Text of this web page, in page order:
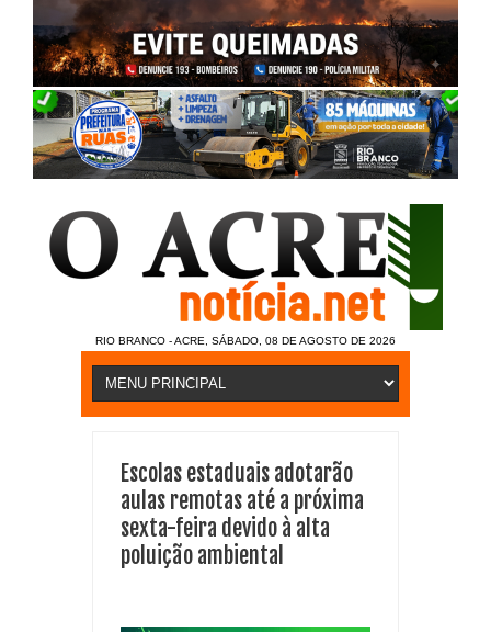
RIO BRANCO - ACRE, SÁBADO, 08 DE AGOSTO DE 2026
Escolas estaduais adotarão
aulas remotas até a próxima
sexta-feira devido à alta
poluição ambiental